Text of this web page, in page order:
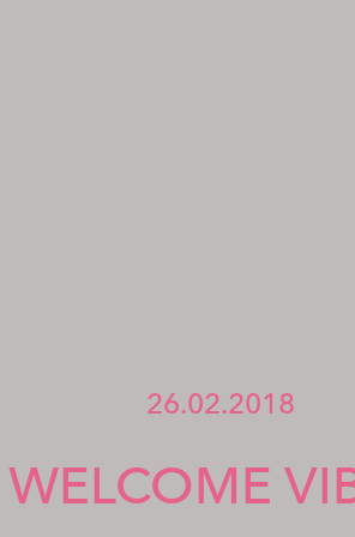
26.02.2018
WELCOME